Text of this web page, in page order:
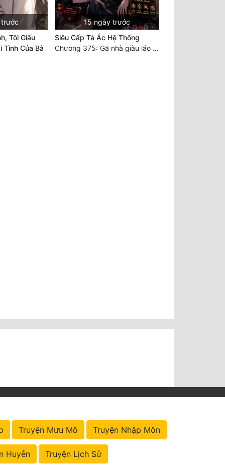
Tôi Giấu
Tình Của Bà
15 ngày trước
Siêu Cấp Tà Ác Hệ Thống
Chương 375: Gã nhà giàu láo xược
Truyện Mưu Mô Truyện Nhập Môn
Huyễn Truyện Lịch Sử